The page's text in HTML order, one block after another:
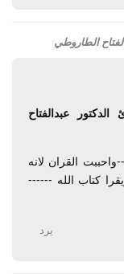
الدكتور عبدالفتاح
القران لانه
كتاب الله ------
يرد